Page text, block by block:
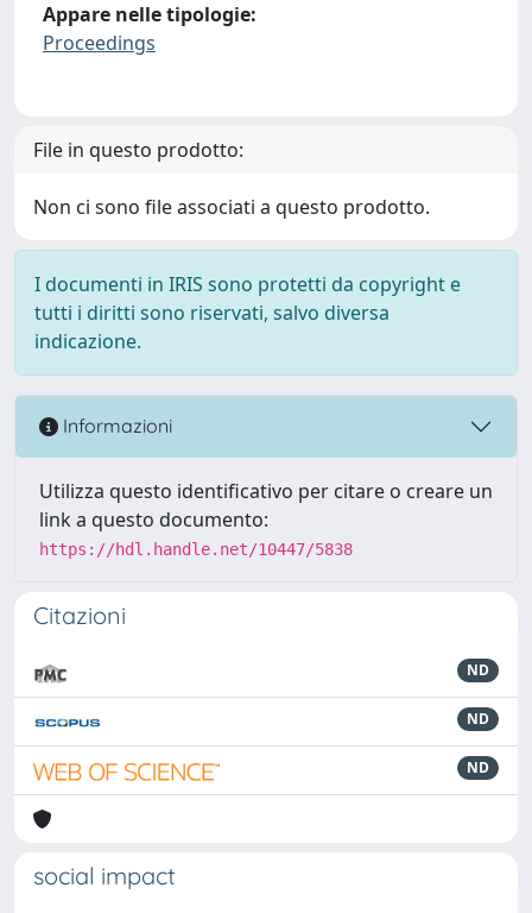
Appare nelle tipologie:
Proceedings
File in questo prodotto:
Non ci sono file associati a questo prodotto.
I documenti in IRIS sono protetti da copyright e
tutti i diritti sono riservati, salvo diversa
indicazione.
Informazioni
Utilizza questo identificativo per citare o creare un
link a questo documento:
https://hdl.handle.net/10447/5838
Citazioni
ND
ND
ND
social impact